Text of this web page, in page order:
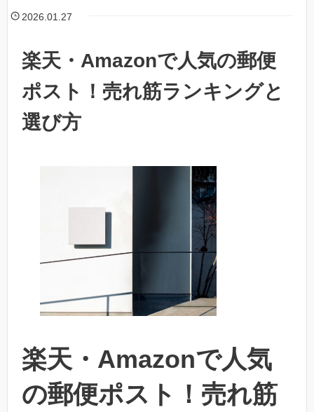
2026.01.27
楽天・Amazonで人気の郵便
ポスト！売れ筋ランキングと
選び方
楽天・Amazonで人気
の郵便ポスト！売れ筋